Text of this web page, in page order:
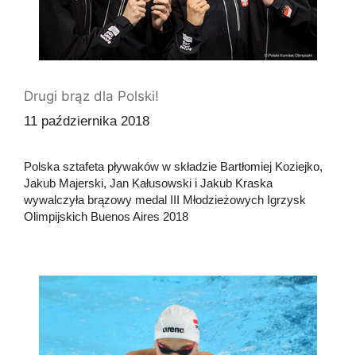
Drugi brąz dla Polski!
11 października 2018
Polska sztafeta pływaków w składzie Bartłomiej Koziejko,
Jakub Majerski, Jan Kałusowski i Jakub Kraska
wywalczyła brązowy medal III Młodzieżowych Igrzysk
Olimpijskich Buenos Aires 2018